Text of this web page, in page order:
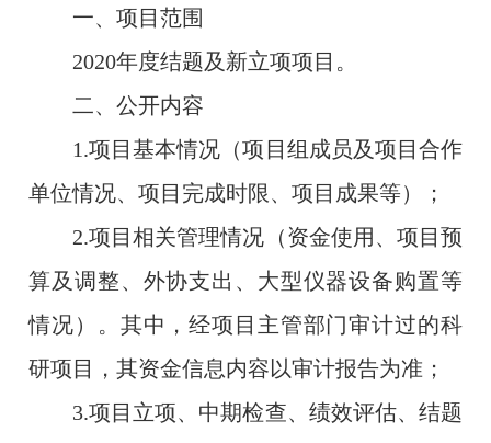
一、项目范围
2020年度结题及新立项项目。
二、公开内容
1.项目基本情况（项目组成员及项目合作
单位情况、项目完成时限、项目成果等）；
2.项目相关管理情况（资金使用、项目预
算及调整、外协支出、大型仪器设备购置等
情况）。其中，经项目主管部门审计过的科
研项目，其资金信息内容以审计报告为准；
3.项目立项、中期检查、绩效评估、结题